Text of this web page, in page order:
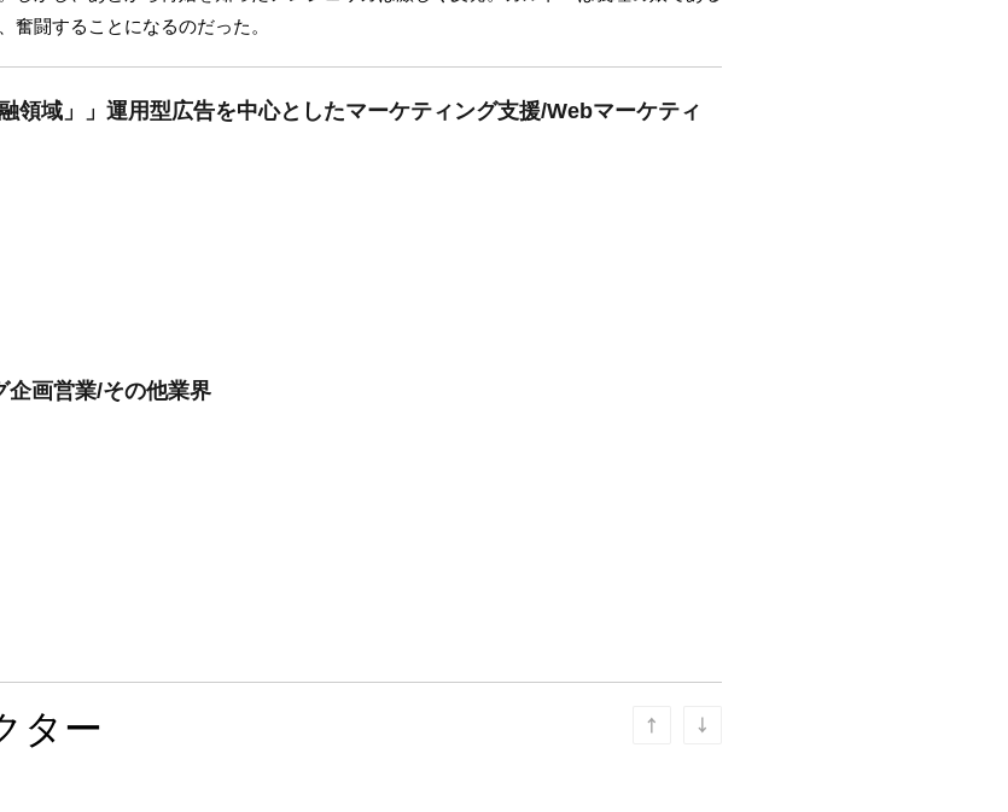
奮闘することになるのだった。
領域」」運用型広告を中心としたマーケティング支援/Webマーケティ
企画営業/その他業界
ター